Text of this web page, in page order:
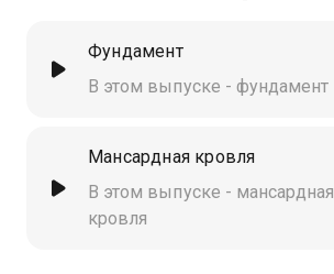
Фундамент
В этом выпуске - фундамент
Мансардная кровля
В этом выпуске - мансардная
кровля